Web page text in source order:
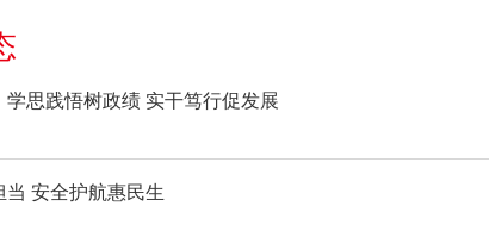
学思践悟树政绩 实干笃行促发展
当 安全护航惠民生